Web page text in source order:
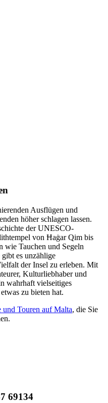
Ausflügen und
höher schlagen lassen.
der UNESCO-
von Ħaġar Qim bis
wie Tauchen und Segeln
es unzählige
der Insel zu erleben. Mit
Kulturliebhaber und
wahrhaft vielseitiges
zu bieten hat.
und Touren auf Malta, die Sie
69134